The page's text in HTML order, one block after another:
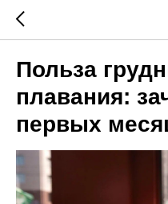
Польза
плавания:
первых